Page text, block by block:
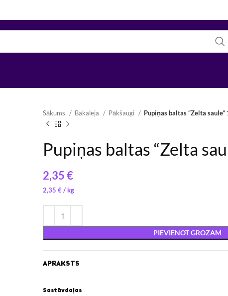
Sākums Bakaleja Pākšaugi Pupiņas baltas “Zelta saule”
Pupiņas baltas “Zelta
€
2,35 €/
PIEVIENOT GROZAM
APRAKSTS
Sastāvdaļas